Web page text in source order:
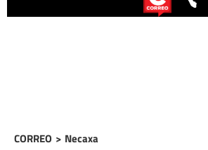
CORREO > Necaxa